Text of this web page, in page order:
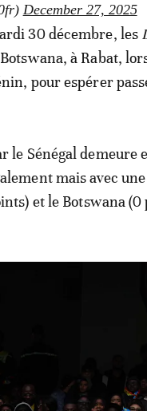
December 27, 2025
30 décembre, les
à Rabat,
pour espérer
le Sénégal demeure
mais avec
et le Botswana (0